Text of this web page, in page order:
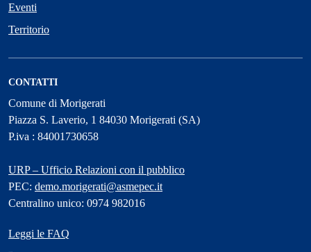
Eventi
Territorio
CONTATTI
Comune di Morigerati
Piazza S. Laverio, 1 84030 Morigerati (SA)
P.iva : 84001730658
URP – Ufficio Relazioni con il pubblico
PEC: demo.morigerati@asmepec.it
Centralino unico: 0974 982016
Leggi le FAQ